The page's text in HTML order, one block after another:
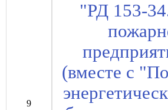
9
"РД 153-
(вместе с